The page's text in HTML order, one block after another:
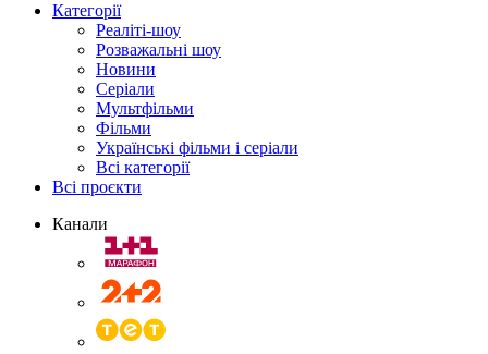
Категорії
Реаліті-шоу
Розважальні шоу
Новини
Серіали
Мультфільми
Фільми
Українські фільми і серіали
Всі категорії
Всі проєкти
Канали